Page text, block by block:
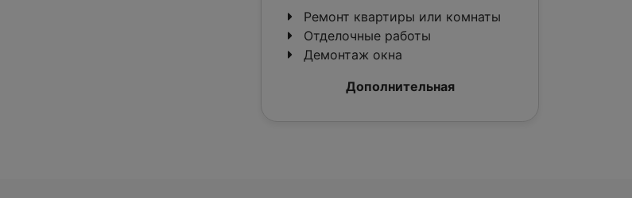
Ремонт квартиры или комнаты
Отделочные работы
Демонтаж окна
Дополнительная